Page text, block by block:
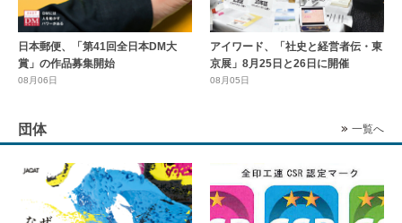
日本郵便、「第41回全日本DM大
賞」の作品募集開始
08月06日
アイワード、「社史と経営者伝・東
京展」8月25日と26日に開催
08月05日
団体 一覧へ